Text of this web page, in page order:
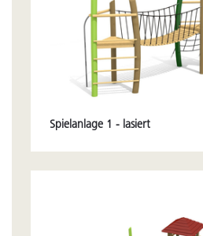
Spielanlage 1 - lasiert